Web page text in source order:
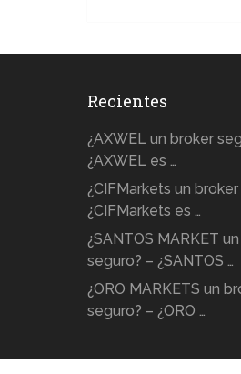
Recientes
¿AXWEL un broker
¿AXWEL es …
¿CIFMarkets un
¿CIFMarkets es …
¿SANTOS MARKET
seguro? – ¿SANTOS …
¿ORO MARKETS un
seguro? – ¿ORO …